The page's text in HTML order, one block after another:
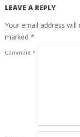
LEAVE A REPLY
Your email address will
marked *
Comment *